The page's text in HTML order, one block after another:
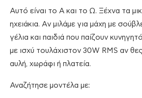
Αυτό είναι το Α και το Ω. Ξέχνα τα
ηχειάκια. Aν μιλάμε για μάχη με
γέλια και παιδιά που παίζουν
με ισχύ τουλάχιστον 30W RMS αν
αυλή, χωράφι ή πλατεία.
Αναζήτησε μοντέλα με: